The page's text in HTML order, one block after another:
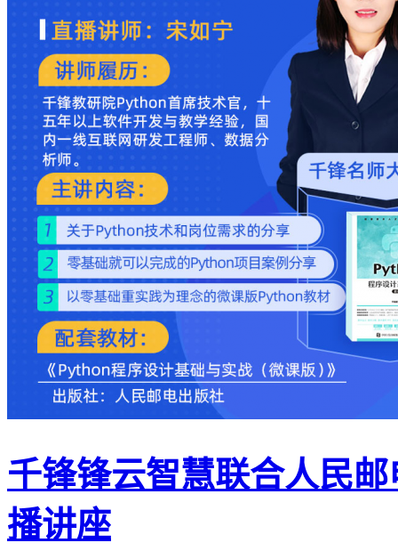
千锋锋云智慧联合人民
播讲座